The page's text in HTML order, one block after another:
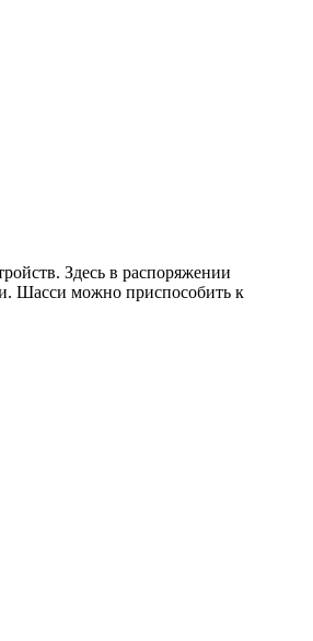
Здесь в распоряжении
Шасси можно приспособить к